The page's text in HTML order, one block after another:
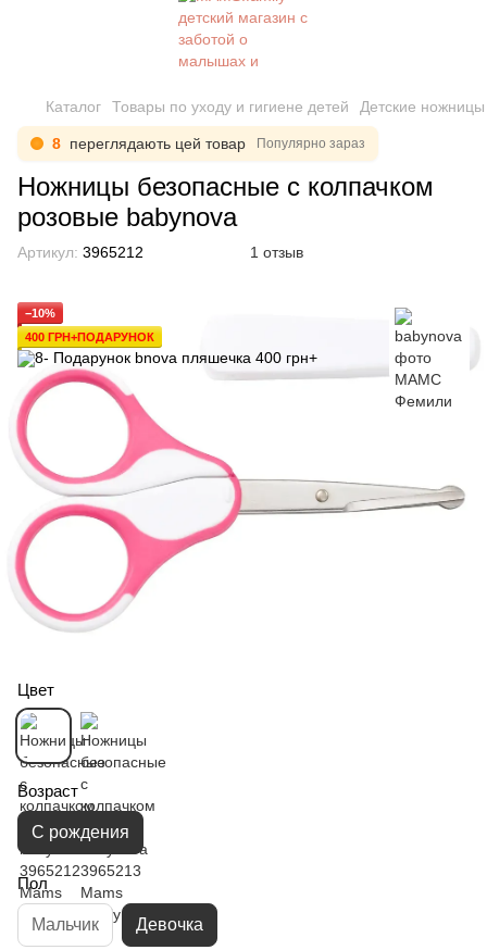
Каталог Товары по уходу и гигиене детей Детские ножницы
8 переглядають цей товар Популярно зараз
Ножницы безопасные с колпачком
розовые babynova
Артикул: 3965212 1 отзыв
−10%
400 ГРН+ПОДАРУНОК
Цвет
Возраст
С рождения
Пол
Мальчик Девочка